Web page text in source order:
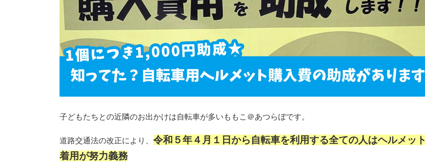
子どもたちとの近隣のお出かけは自転車が多いももこ＠あつらぼです。
道路交通法の改正により、 令和５年４月１日から自転車を利用する全ての人はヘルメット
着用が努力義務